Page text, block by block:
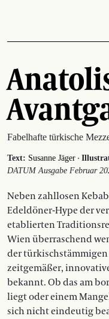
Fabelhafte türkische
Text: Susanne Jäger ·
DATUM Ausgabe Februar
Neben zahllosen
Edeldöner-Hype der
etablierten
Wien überraschend
der
zeitgemäßer,
bekannt. Ob das am
liegt oder einem
sich nicht eindeutig